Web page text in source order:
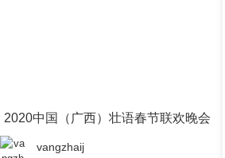
2020中国（广西）壮语春节联欢晚会
vangzhaij